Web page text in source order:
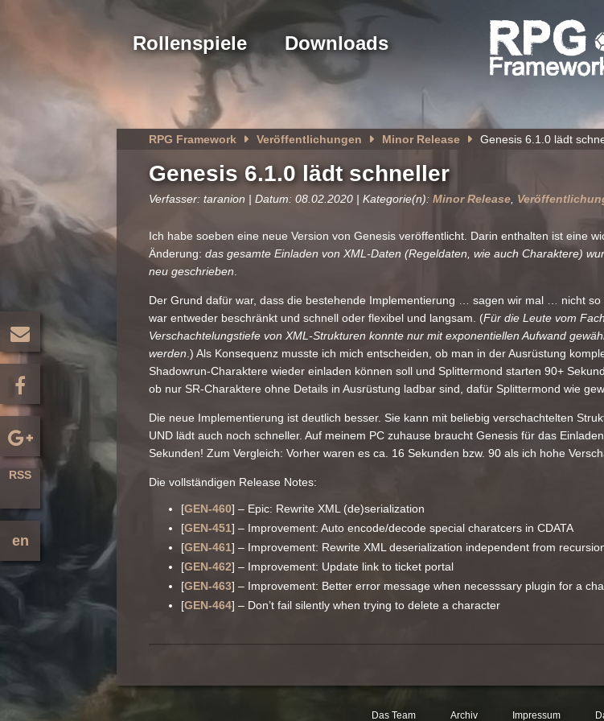
Rollenspiele Downloads
RPG Framework Veröffentlichungen Minor Release Genesis 6.1.0 lädt
Genesis 6.1.0 lädt schneller
Verfasser: taranion | Datum: 08.02.2020 | Kategorie(n): Minor Release,
Ich habe soeben eine neue Version von Genesis veröffentlicht. Darin enthalten ist eine
Änderung: das gesamte Einladen von XML-Daten (Regeldaten, wie auch Charaktere)
neu geschrieben
Der Grund dafür war, dass die bestehende Implementierung … sagen wir mal … nicht so
war entweder beschränkt und schnell oder flexibel und langsam. (Für die Leute vom
Verschachtelungstiefe von XML-Strukturen konnte nur mit exponentiellen Aufwand
werden .) Als Konsequenz musste ich mich entscheiden, ob man in der Ausrüstung
Shadowrun-Charaktere wieder einladen können soll und Splittermond starten 90+
ob nur SR-Charaktere ohne Details in Ausrüstung ladbar sind, dafür Splittermond wie
Die neue Implementierung ist deutlich besser. Sie kann mit beliebig verschachtelten
UND lädt auch noch schneller. Auf meinem PC zuhause braucht Genesis für das
Sekunden! Zum Vergleich: Vorher waren es ca. 16 Sekunden bzw. 90 als ich hohe
Die vollständigen Release Notes:
[GEN-460] – Epic: Rewrite XML (de)serialization
[GEN-451] – Improvement: Auto encode/decode special charatcers in CDATA
[GEN-461] – Improvement: Rewrite XML deserialization independent from
[GEN-462] – Improvement: Update link to ticket portal
[GEN-463] – Improvement: Better error message when necesssary plugin for a
[GEN-464] – Don’t fail silently when trying to delete a character
RSS
en
Das Team Archiv Impressum